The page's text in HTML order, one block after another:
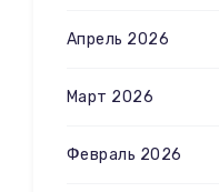
Апрель 2026
Март 2026
Февраль 2026